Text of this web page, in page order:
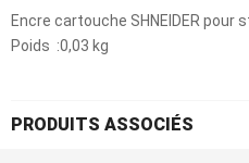
Encre cartouche SHNEIDER pour
Poids :0,03 kg
PRODUITS ASSOCIÉS